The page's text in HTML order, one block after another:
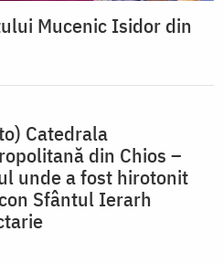
Mucenic Isidor din
Catedrala
din Chios –
unde a fost hirotonit
Sfântul Ierarh